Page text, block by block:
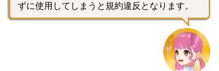
ずに使用してしまうと規約違反となります。